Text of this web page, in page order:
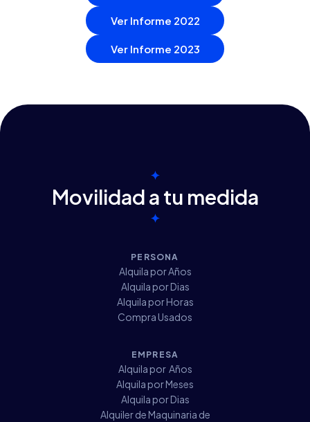
Ver Informe 2022
Ver Informe 2023
✦
Movilidad a tu medida
✦
PERSONA
Alquila por Años
Alquila por Dias
Alquila por Horas
Compra Usados
EMPRESA
Alquila por Años
Alquila por Meses
Alquila por Dias
Alquiler de Maquinaria de